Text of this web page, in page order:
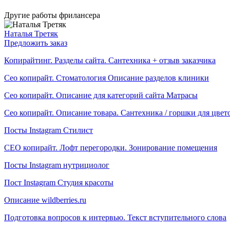
Другие работы фрилансера
Наталья Третяк
Предложить заказ
Копирайтинг. Разделы сайта. Сантехника + отзыв заказчика
Сео копирайт. Стоматология Описание разделов клиники
Сео копирайт. Описание для категорий сайта Матрасы
Сео копирайт. Описание товара. Сантехника / горшки для
Посты Instagram Стилист
СЕО копирайт. Лофт перегородки. Зонирование помещения
Посты Instagram нутрициолог
Пост Instagram Студия красоты
Описание wildberries.ru
Подготовка вопросов к интервью. Текст вступительного слова